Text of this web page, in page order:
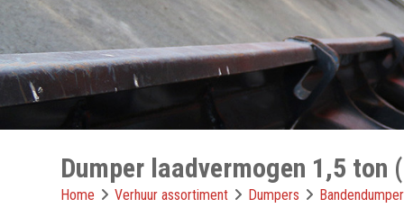
Dumper laadvermogen 1,5 ton
Home Verhuur assortiment Dumpers